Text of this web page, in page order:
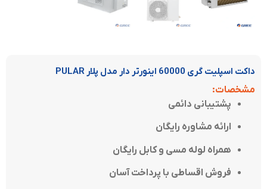
داکت اسپلیت گری 60000 اینورتر دار مدل پلار PULAR
مشخصات:
پشتیبانی دائمی
ارائه مشاوره رایگان
همراه لوله مسی و کابل رایگان
فروش اقساطی با پرداخت آسان